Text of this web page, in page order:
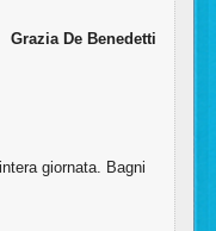
Grazia De Benedetti
giornata. Bagni